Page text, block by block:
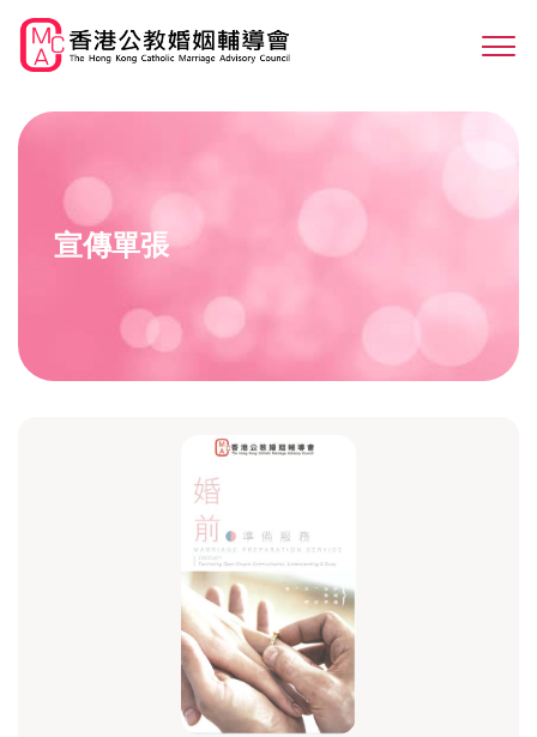
main
宣傳單張